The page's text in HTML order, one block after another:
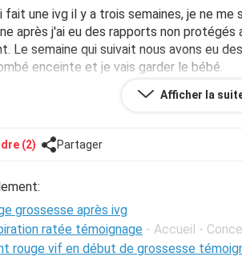
fait une ivg il y a trois semaines, je ne
après j'ai eu des rapports non protégés
Le semaine qui suivait nous avons eu
enceinte et je vais garder le bébé.
A tous les coup, il y a conception!
Afficher la
(2) Partager
grossesse après ivg
ratée témoignage - Accueil -
rouge vif en début de grossesse